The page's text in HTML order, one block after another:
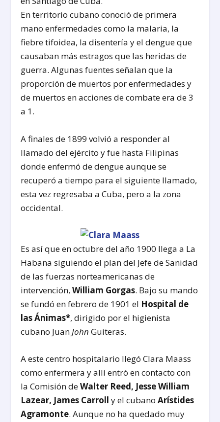
En territorio cubano conoció de primera
mano enfermedades como la malaria, la
fiebre tifoidea, la disentería y el dengue que
causaban más estragos que las heridas de
guerra. Algunas fuentes señalan que la
proporción de muertos por enfermedades y
de muertos en acciones de combate era de 3
a 1.
A finales de 1899 volvió a responder al
llamado del ejército y fue hasta Filipinas
donde enfermó de dengue aunque se
recuperó a tiempo para el siguiente llamado,
esta vez regresaba a Cuba, pero a la zona
occidental.
Es así que en octubre del año 1900 llega a La
Habana siguiendo el plan del Jefe de Sanidad
de las fuerzas norteamericanas de
intervención,William Gorgas. Bajo su mando
se fundó en febrero de 1901 el Hospital de
las Ánimas*, dirigido por el higienista
cubano JuanJohnGuiteras.
A este centro hospitalario llegó Clara Maass
como enfermera y allí entró en contacto con
la Comisión deWalter Reed, Jesse William
Lazear, James Carroll y el cubanoArístides
Agramonte. Aunque no ha quedado muy